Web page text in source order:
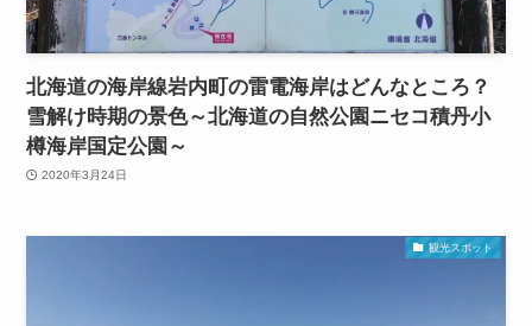
北海道の海岸線岩内町の雷電海岸はどんなところ？
雪解け時期の景色～北海道の自然公園ニセコ積丹小
樽海岸国定公園～
2020年3月24日
観光スポット